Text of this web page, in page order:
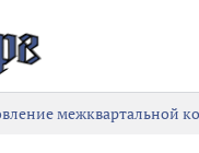
межквартальной